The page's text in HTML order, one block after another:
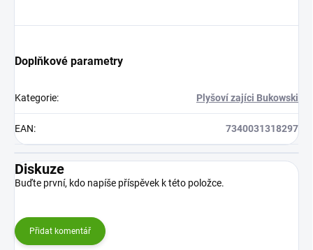
Doplňkové parametry
Kategorie: Plyšoví zajíci Bukowski
EAN: 7340031318297
Diskuze
Buďte první, kdo napíše příspěvek k této položce.
Přidat komentář